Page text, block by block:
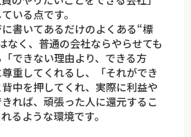
いる点です。
書いてあるだけのよくある“標
なく、普通の会社ならやらせても
できない理由より、できる方
重してくれるし、「それができ
中を押してくれ、実際に利益や
れば、頑張った人に還元するこ
るような環境です。